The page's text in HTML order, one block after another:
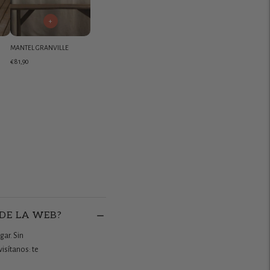
+
MANTEL GRANVILLE
€81,90
LA WEB?
Sin
te